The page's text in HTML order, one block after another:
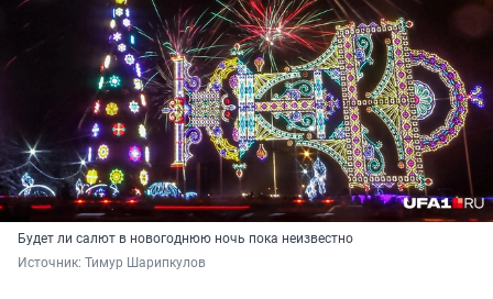
Будет ли салют в новогоднюю ночь пока неизвестно
Источник: Тимур Шарипкулов